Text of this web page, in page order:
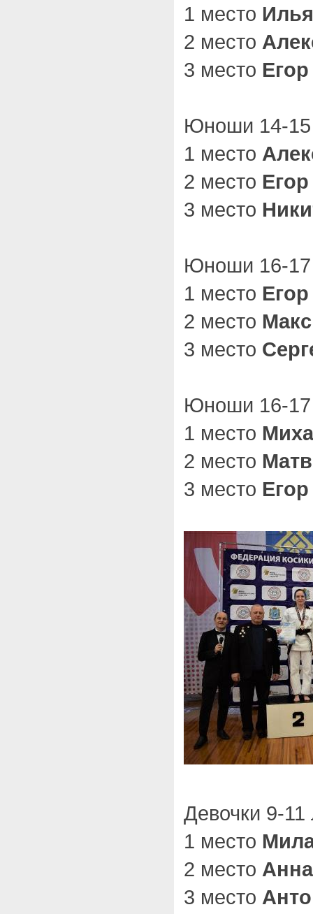
1 место
2 место
3 место
Юноши 14-15
1 место
2 место
3 место
Юноши 16-17
1 место
2 место
3 место
Юноши 16-17
1 место
2 место
3 место
Девочки 9-11
1 место
2 место
3 место